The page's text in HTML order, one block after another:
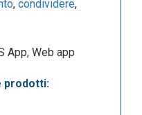
,condividere,
App, Web app
prodotti: